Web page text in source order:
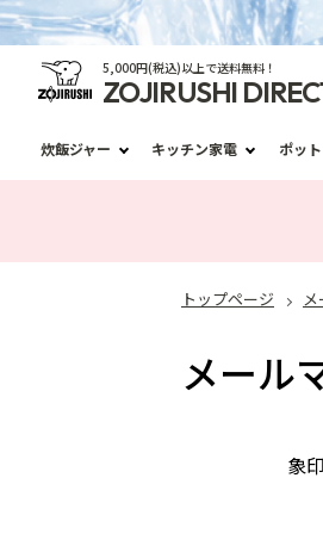
5,000円(税込)以上で送料無料！
ZOJIRUSHI
炊飯ジャー キッチン家電 ポッ
トップページ
メール
象